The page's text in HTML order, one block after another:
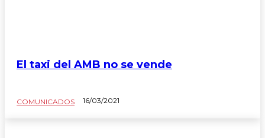
El taxi del AMB no se vende
COMUNICADOS 16/03/2021